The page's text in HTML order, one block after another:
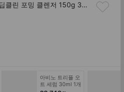
(10%결제할인) 뉴트로지나 딥클린 포밍 클렌저 150g 3개 + 뉴트로지나 아크네 클렌징 폼 10g 3개 증정
아비노 트리플 오
트 세럼 30ml 1개